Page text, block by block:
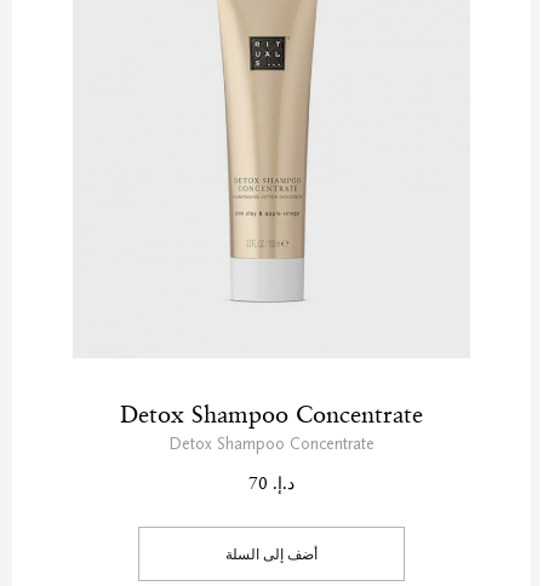
Detox Shampoo Concentrate
Detox Shampoo Concentrate
د.إ. 70
أضف إلى السلة